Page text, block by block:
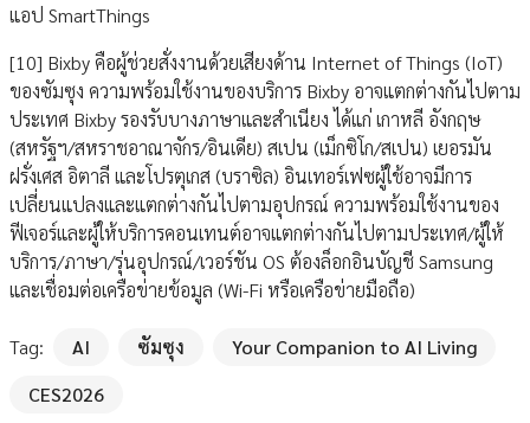
แอป SmartThings
[10] Bixby คือผู้ช่วยสั่งงานด้วยเสียงด้าน Internet of Things (IoT)
ของซัมซุง ความพร้อมใช้งานของบริการ Bixby อาจแตกต่างกันไปตาม
ประเทศ Bixby รองรับบางภาษาและสำเนียง ได้แก่ เกาหลี อังกฤษ
(สหรัฐฯ/สหราชอาณาจักร/อินเดีย) สเปน (เม็กซิโก/สเปน) เยอรมัน
ฝรั่งเศส อิตาลี และโปรตุเกส (บราซิล) อินเทอร์เฟซผู้ใช้อาจมีการ
เปลี่ยนแปลงและแตกต่างกันไปตามอุปกรณ์ ความพร้อมใช้งานของ
ฟีเจอร์และผู้ให้บริการคอนเทนต์อาจแตกต่างกันไปตามประเทศ/ผู้ให้
บริการ/ภาษา/รุ่นอุปกรณ์/เวอร์ชัน OS ต้องล็อกอินบัญชี Samsung
และเชื่อมต่อเครือข่ายข้อมูล (Wi-Fi หรือเครือข่ายมือถือ)
Tag: AI ซัมซุง
Your Companion to AI Living
CES2026